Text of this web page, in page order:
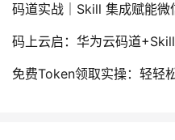
码道实战｜Skill 集成赋能微
码上云启：华为云码道
免费Token领取实操：轻轻